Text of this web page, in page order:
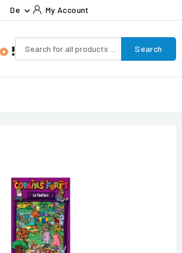
De  My Account
Search